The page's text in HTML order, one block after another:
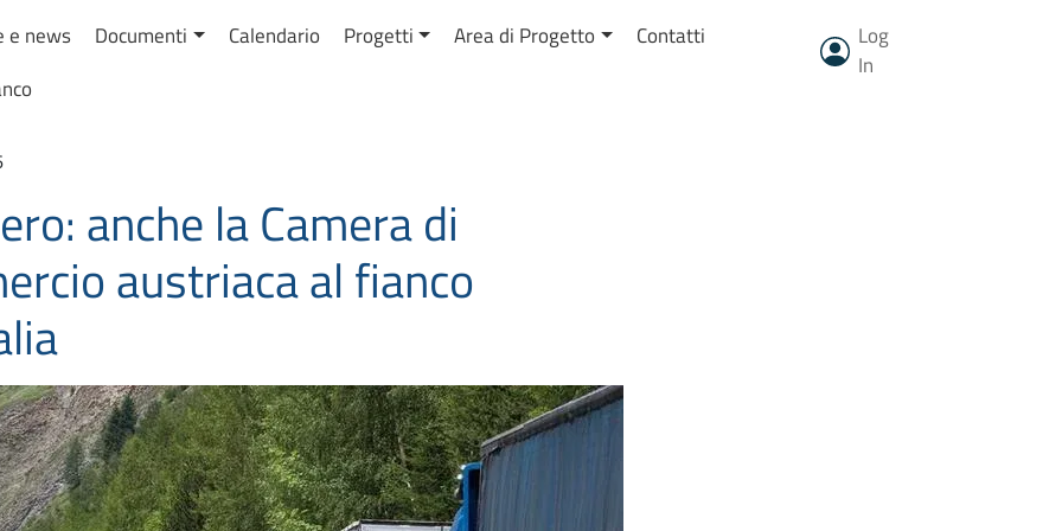
principale
e news Documenti Calendario Progetti Area di Progetto
Contatti
Menu profilo
Log
In
anche la Camera di
austriaca al fianco